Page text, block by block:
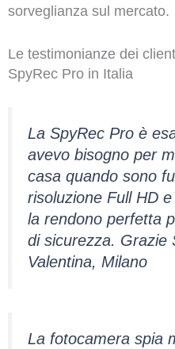
sorveglianza sul mercato.
Le testimonianze dei
SpyRec Pro in Italia
La SpyRec Pro è
avevo bisogno per
casa quando sono
risoluzione Full HD
la rendono perfetta
di sicurezza. Grazie
Valentina, Milano
La fotocamera spia